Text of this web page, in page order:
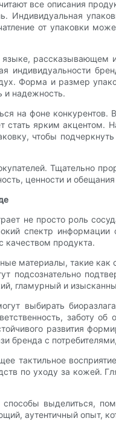
все описания
от упаковки
индивидуальности
Форма и размер
и надежность.
на фоне
ярким акцентом.
чтобы
Тщательно
ценности и обещания
не просто роль
спектр
качеством продукта.
материалы, такие
подсознательно
гламурный и
выбирать
заботу
развития
бренда с
тактильное
по уходу за кожей.
выделиться,
аутентичный опыт,